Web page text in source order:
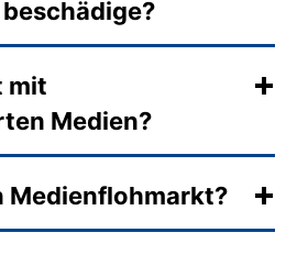
mit
Medien?
Medienflohmarkt?